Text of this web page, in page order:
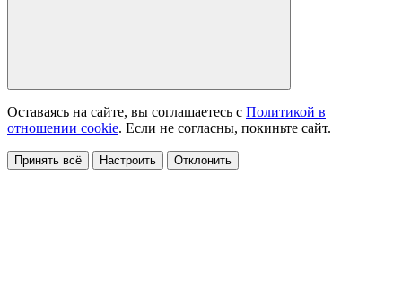
Оставаясь на сайте, вы соглашаетесь с Политикой в
отношении cookie. Если не согласны, покиньте сайт.
Принять всё Настроить Отклонить